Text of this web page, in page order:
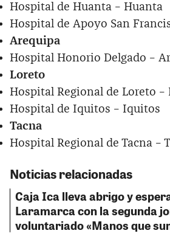
Hospital de Huanta – Huanta
Hospital de Apoyo San
Arequipa
Hospital Honorio Delgado –
Loreto
Hospital Regional de Loreto –
Hospital de Iquitos – Iquitos
Tacna
Hospital Regional de Tacna –
Noticias relacionadas
Caja Ica lleva abrigo y
Laramarca con la segunda
voluntariado «Manos que